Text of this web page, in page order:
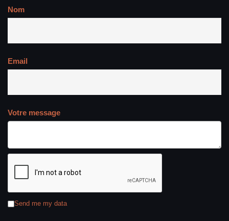
Nom
Email
Votre message
Send me my data